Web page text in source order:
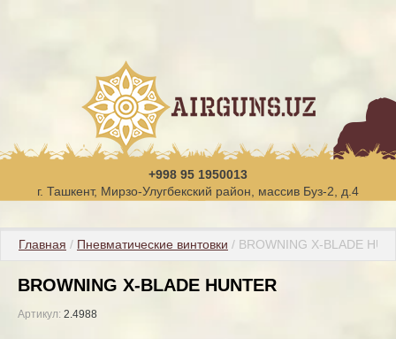
+998 95 1950013
г. Ташкент, Мирзо-Улугбекский район, массив Буз-2, д.4
Главная / Пневматические винтовки / BROWNING X-BLADE
BROWNING X-BLADE HUNTER
Артикул: 2.4988